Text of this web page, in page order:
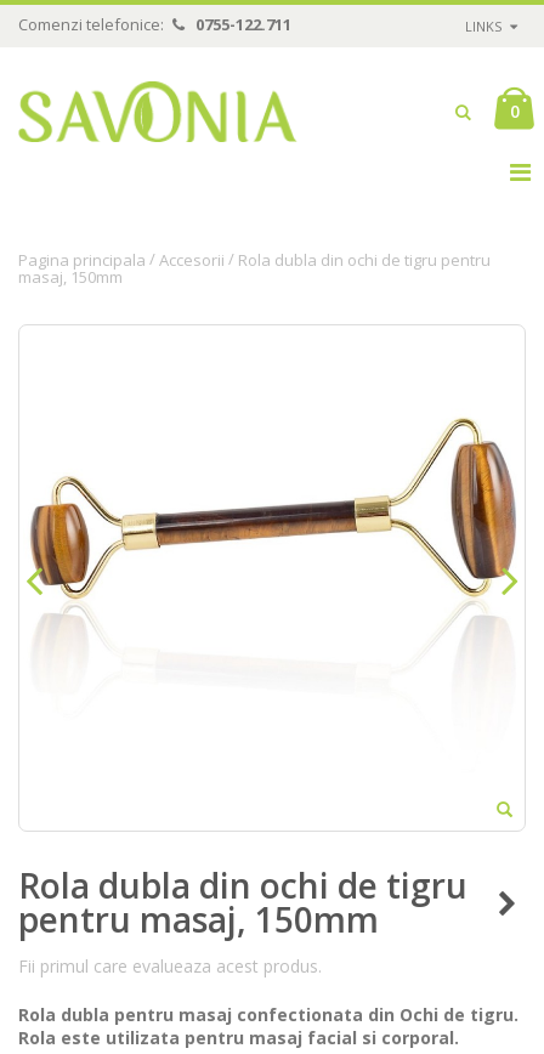
Comenzi telefonice: 0755-122.711 LINKS
0
Pagina principala /Accesorii / Rola dubla din ochi de tigru pentru
masaj, 150mm
Rola dubla din ochi de tigru
pentru masaj, 150mm
Fii primul care evalueaza acest produs.
Rola dubla pentru masaj confectionata din Ochi de tigru.
Rola este utilizata pentru masaj facial si corporal.